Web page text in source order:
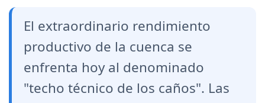
El extraordinario rendimiento
productivo de la cuenca se
enfrenta hoy al denominado
"techo técnico de los caños". Las